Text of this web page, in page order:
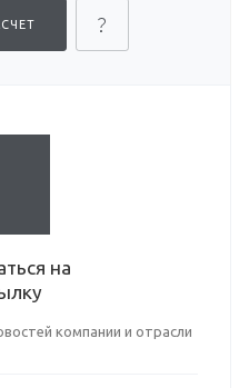
на
компании и отрасли